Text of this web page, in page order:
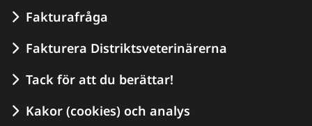
Fakturafråga
Fakturera Distriktsveterinärerna
Tack för att du berättar!
Kakor (cookies) och analys